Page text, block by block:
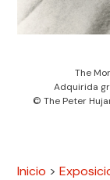
The
Adquirida
© The Peter
Inicio >